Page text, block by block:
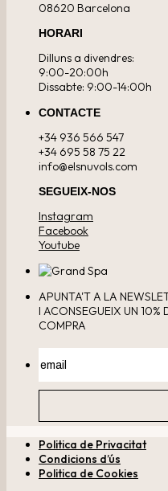
08620 Barcelona
HORARI
Dilluns a divendres:
9:00-20:00h
Dissabte: 9:00-14:00h
CONTACTE
+34 936 566 547
+34 695 58 75 22
info@elsnuvols.com
SEGUEIX-NOS
Instagram
Facebook
Youtube
APUNTA'T A LA
I ACONSEGUEIX UN 10%
COMPRA
Politica de Privacitat
Condicions d’ús
Politica de Cookies